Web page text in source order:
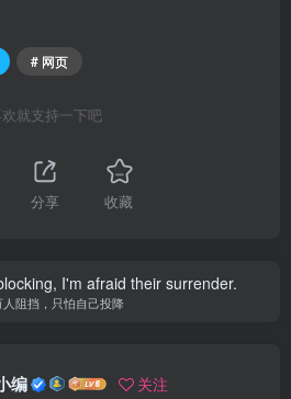
# 网页
就支持一下吧
分享 收藏
I'm afraid their surrender.
阻挡，只怕自己投降
编 关注